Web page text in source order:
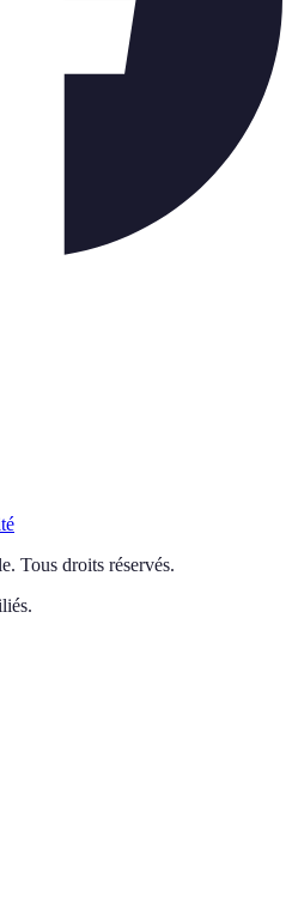
. Tous droits réservés.